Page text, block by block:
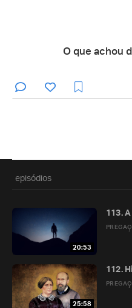
O que achou
episódios
20:53
113.
25:58
112.